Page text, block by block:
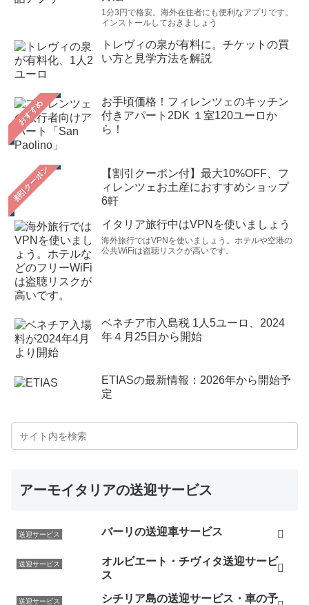
1分3円で格安。海外在住者にも便利なアプリです。
インストールしておきましょう
トレヴィの泉が有料に。チケットの買
い方と見学方法を解説
おすすめ
お手頃価格！フィレンツェのキッチン
付きアパート2DK １室120ユーロか
ら！
【割引クーポン付】最大10%OFF、フ
ィレンツェお土産におすすめショップ
6軒
イタリア旅行中はVPNを使いましょう
海外旅行ではVPNを使いましょう。ホテルや空港の
公共WiFiは盗聴リスクが高いです。
ベネチア市入島税 1人5ユーロ、2024
年４月25日から開始
ETIASの最新情報：2026年から開始予
定
アーモイタリアの送迎サービス
送迎サービス バーリの送迎車サービス
送迎サービス
オルビエート・チヴィタ送迎サービ
ス
送迎サービス
シチリア島の送迎サービス・車の予